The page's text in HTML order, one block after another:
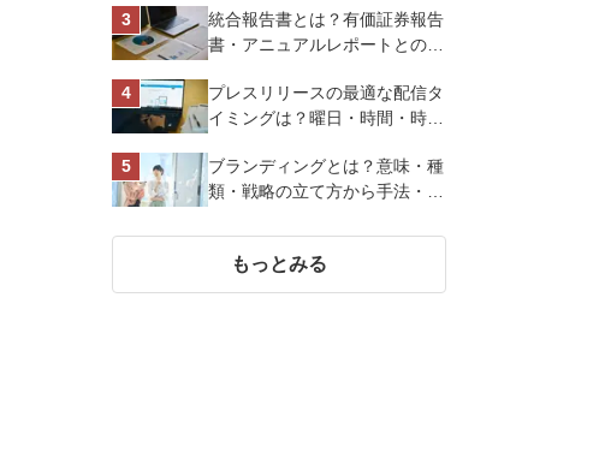
スオーヤマ株式会社
統合報告書とは？有価証券報告
書・アニュアルレポートとの違
プレスリリースの最適な配信タ
イミングは？曜日・時間・時期
化させよう
ブランディングとは？意味・種
類・戦略の立て方から手法・成
底解説【成功事例あり】
もっとみる